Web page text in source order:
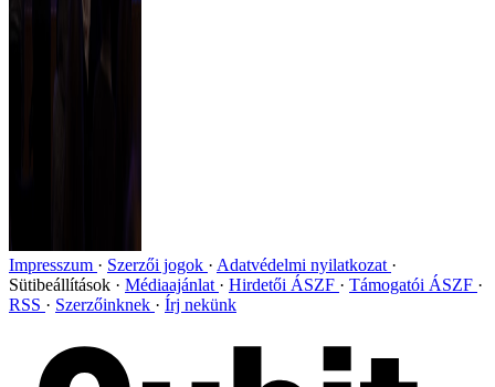
Impresszum Szerzői jogok
Adatvédelmi nyilatkozat
Sütibeállítások
Médiaajánlat Hirdetői ÁSZF
Támogatói ÁSZF
RSS
Szerzőinknek Írj nekünk